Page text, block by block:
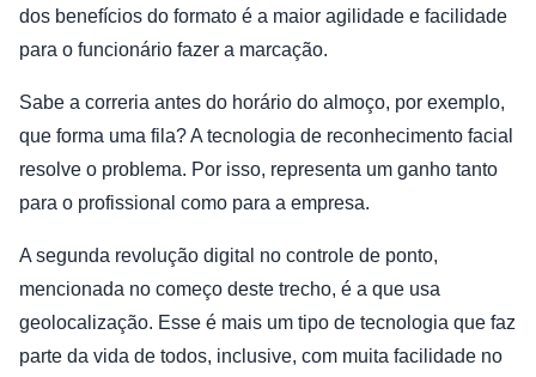
dos benefícios do formato é a maior agilidade e facilidade
para o funcionário fazer a marcação.
Sabe a correria antes do horário do almoço, por exemplo,
que forma uma fila? A tecnologia de reconhecimento facial
resolve o problema. Por isso, representa um ganho tanto
para o profissional como para a empresa.
A segunda revolução digital no controle de ponto,
mencionada no começo deste trecho, é a que usa
geolocalização. Esse é mais um tipo de tecnologia que faz
parte da vida de todos, inclusive, com muita facilidade no